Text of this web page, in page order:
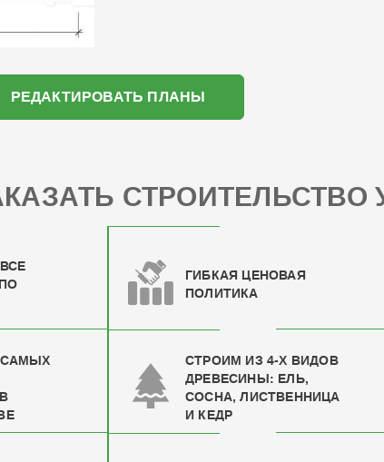
РЕДАКТИРОВАТЬ ПЛАНЫ
СТРОИТЕЛЬСТВО
ГИБКАЯ ЦЕНОВАЯ
ПОЛИТИКА
СТРОИМ ИЗ 4-Х ВИДОВ
ДРЕВЕСИНЫ: ЕЛЬ,
СОСНА, ЛИСТВЕННИЦА
И КЕДР